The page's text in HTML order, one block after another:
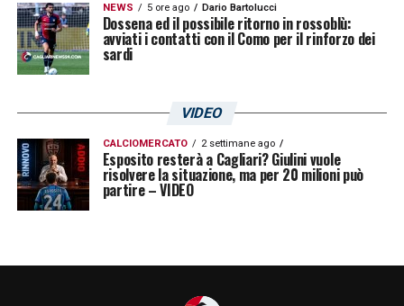
NEWS 5 ore ago Dario Bartolucci
Dossena ed il possibile ritorno in rossoblù:
avviati i contatti con il Como per il rinforzo dei
sardi
VIDEO
CALCIOMERCATO 2 settimane ago
Esposito resterà a Cagliari? Giulini vuole
risolvere la situazione, ma per 20 milioni può
partire – VIDEO